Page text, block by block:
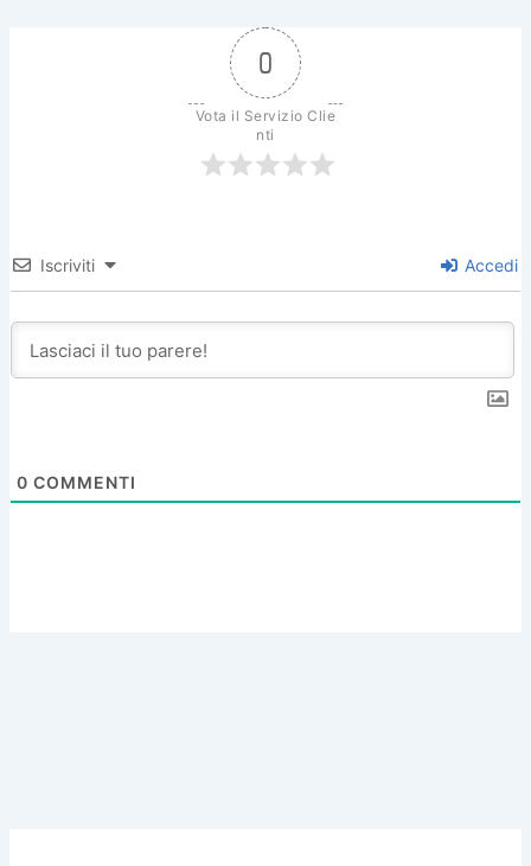
di
0
Vota il Servizio Clie
nti
Iscriviti Accedi
0 COMMENTI